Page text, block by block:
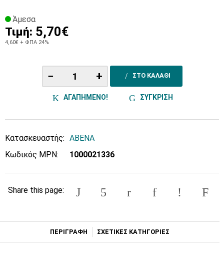
Άμεσα
Τιμή: 5,70€
4,60€ + ΦΠΑ 24%
− + ΣΤΟ ΚΑΛΑΘΙ
ΑΓΑΠΗΜΕΝΟ! ΣΥΓΚΡΙΣΗ
Κατασκευαστής: ABENA
Κωδικός MPN:
1000021336
Share this page:
ΠΕΡΙΓΡΑΦΗ ΣΧΕΤΙΚΕΣ ΚΑΤΗΓΟΡΙΕΣ